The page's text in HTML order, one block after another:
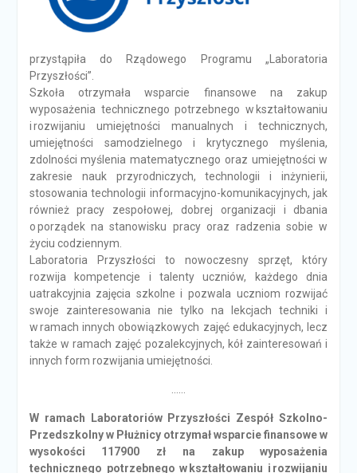
przystąpiła do Rządowego Programu „Laboratoria
Przyszłości”.
Szkoła otrzymała wsparcie finansowe na zakup
wyposażenia technicznego potrzebnego w kształtowaniu
i rozwijaniu umiejętności manualnych i technicznych,
umiejętności samodzielnego i krytycznego myślenia,
zdolności myślenia matematycznego oraz umiejętności w
zakresie nauk przyrodniczych, technologii i inżynierii,
stosowania technologii informacyjno-komunikacyjnych, jak
również pracy zespołowej, dobrej organizacji i dbania
o porządek na stanowisku pracy oraz radzenia sobie w
życiu codziennym.
Laboratoria Przyszłości to nowoczesny sprzęt, który
rozwija kompetencje i talenty uczniów, każdego dnia
uatrakcyjnia zajęcia szkolne i pozwala uczniom rozwijać
swoje zainteresowania nie tylko na lekcjach techniki i
w ramach innych obowiązkowych zajęć edukacyjnych, lecz
także w ramach zajęć pozalekcyjnych, kół zainteresowań i
innych form rozwijania umiejętności.
……
W ramach Laboratoriów Przyszłości Zespół Szkolno-
Przedszkolny w Płużnicy otrzymał wsparcie finansowe w
wysokości 117900 zł na zakup wyposażenia
technicznego potrzebnego w kształtowaniu i rozwijaniu